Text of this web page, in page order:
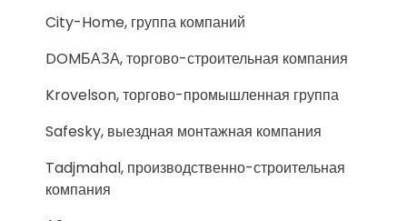
City-Home, группа компаний
DOMБАЗА, торгово-строительная компания
Krovelson, торгово-промышленная группа
Safesky, выездная монтажная компания
Tadjmahal, производственно-строительная
компания